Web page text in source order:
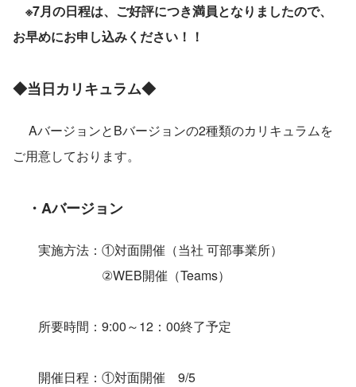
※7月の日程は、ご好評につき満員となりましたので、
お早めにお申し込みください！！
◆当日カリキュラム◆
ご用意しております。
・Aバージョン
実施方法：①対面開催（当社 可部事業所）
②WEB開催（Teams）
所要時間：9:00～12：00終了予定
開催日程：①対面開催　9/5